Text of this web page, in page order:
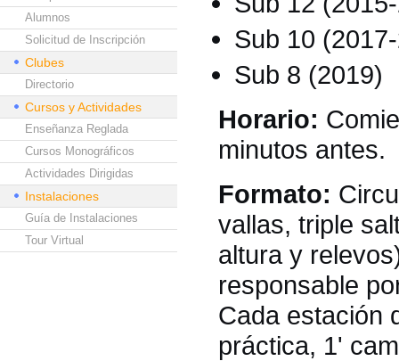
Alumnos
Solicitud de Inscripción
Clubes
Directorio
Cursos y Actividades
Enseñanza Reglada
Cursos Monográficos
Actividades Dirigidas
Instalaciones
Guía de Instalaciones
Tour Virtual
Sub 10
Sub 8 (2019)
Horario:
minutos antes.
Formato:
vallas, triple
altura y
responsable
Cada estación
práctica, 1'